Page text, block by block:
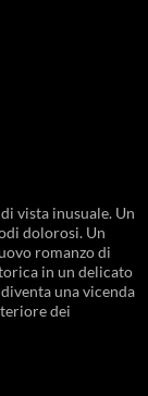
vista inusuale. Un
dolorosi. Un
romanzo di
in un delicato
una vicenda
dei